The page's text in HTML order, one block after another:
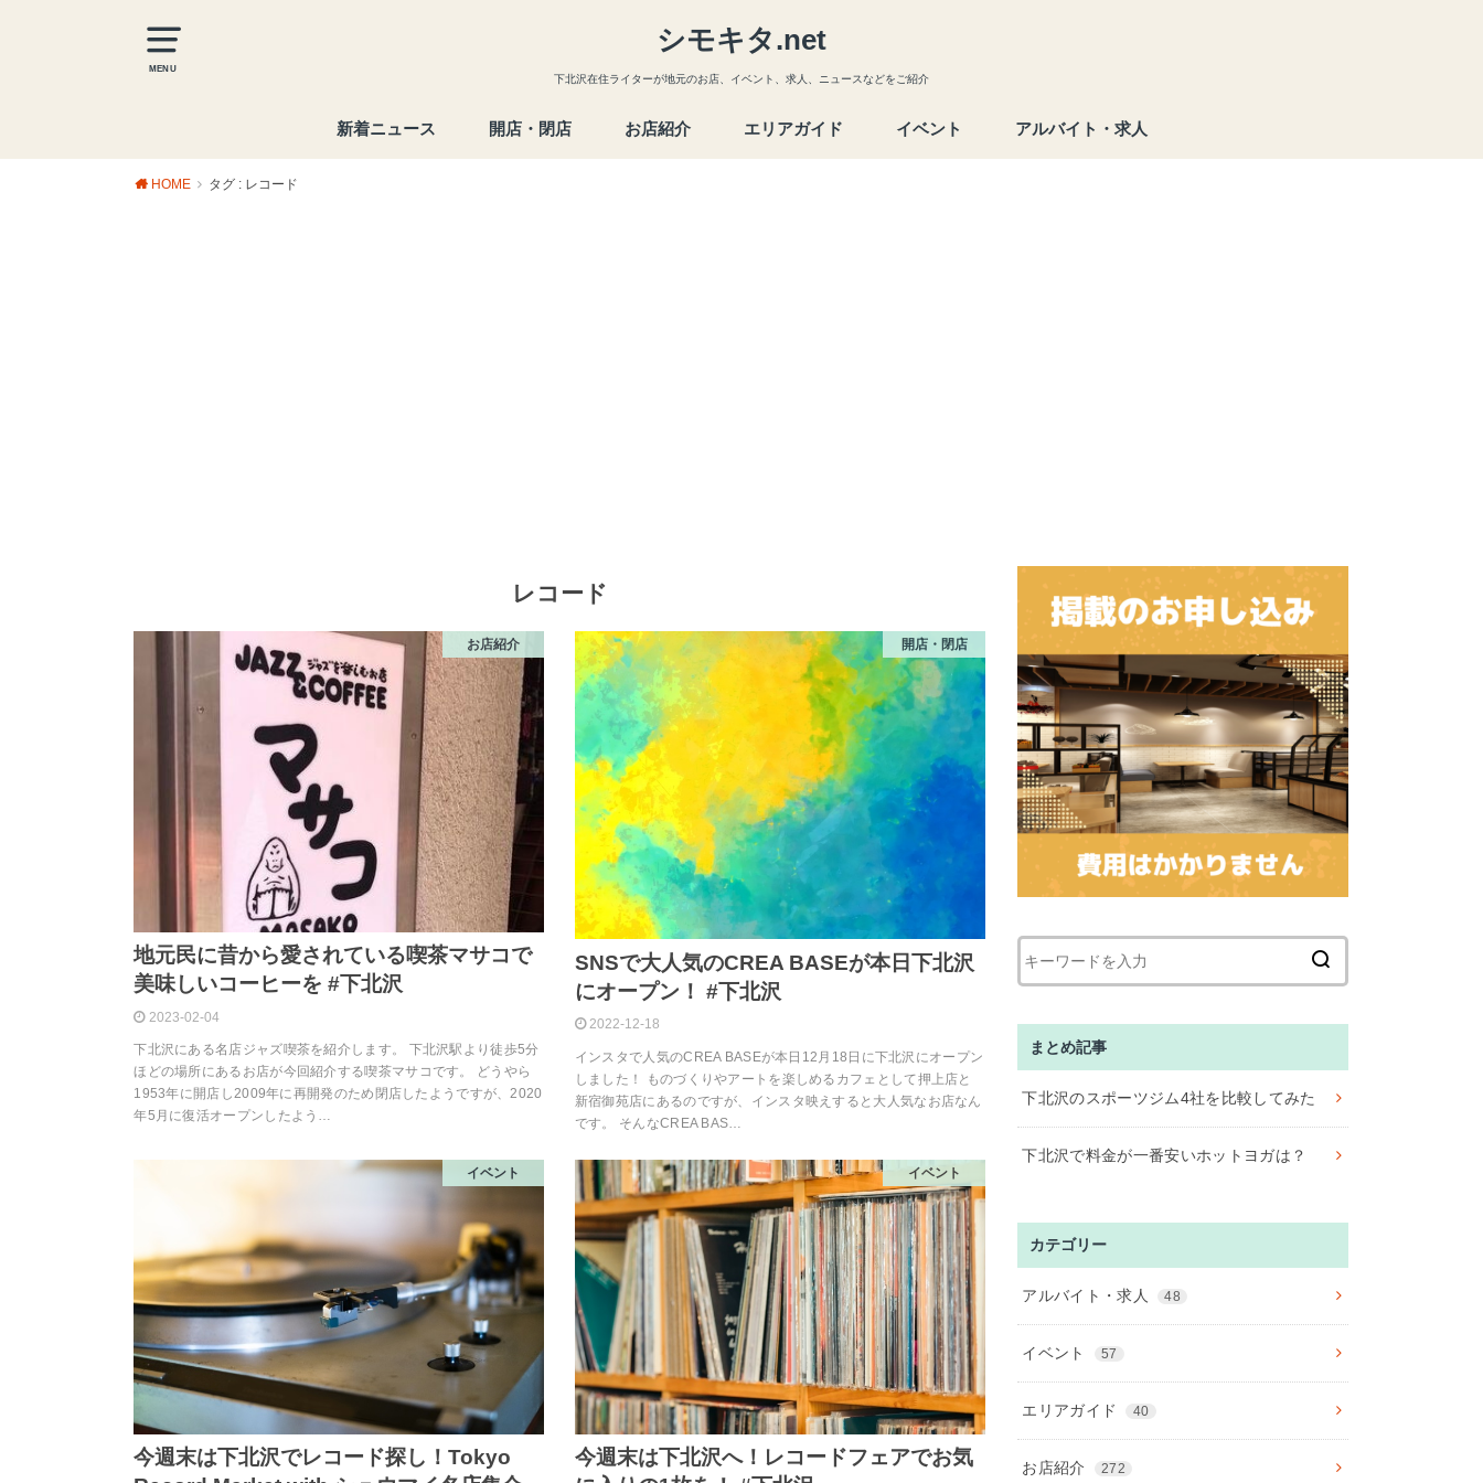
MENU
シモキタ.net
下北沢在住ライターが地元のお店、イベント、求人、ニュースなどをご紹介
新着ニュース 開店・閉店 お店紹介 エリアガイド イベント アルバイト・求人
HOME タグ : レコード
レコード
お店紹介
地元民に昔から愛されている喫茶マサコで
美味しいコーヒーを #下北沢
2023-02-04
下北沢にある名店ジャズ喫茶を紹介します。 下北沢駅より徒歩5分
ほどの場所にあるお店が今回紹介する喫茶マサコです。 どうやら
1953年に開店し2009年に再開発のため閉店したようですが、2020
年5月に復活オープンしたよう…
開店・閉店
SNSで大人気のCREA BASEが本日下北沢
にオープン！ #下北沢
2022-12-18
インスタで人気のCREA BASEが本日12月18日に下北沢にオープン
しました！ ものづくりやアートを楽しめるカフェとして押上店と
新宿御苑店にあるのですが、インスタ映えすると大人気なお店なん
です。 そんなCREA BAS…
イベント
今週末は下北沢でレコード探し！Tokyo
イベント
今週末は下北沢へ！レコードフェアでお気
まとめ記事
下北沢のスポーツジム4社を比較してみた
下北沢で料金が一番安いホットヨガは？
カテゴリー
アルバイト・求人 48
イベント 57
エリアガイド 40
お店紹介 272